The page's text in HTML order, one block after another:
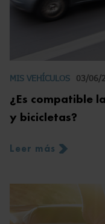
MIS VEHÍCULOS 03/06/
¿Es compatible
y bicicletas?
Leer más